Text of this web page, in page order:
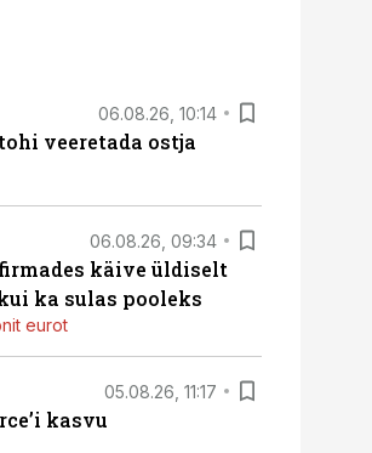
06.08.26, 10:14
veeretada ostja
06.08.26, 09:34
käive üldiselt
ka sulas pooleks
eurot
05.08.26, 11:17
kasvu